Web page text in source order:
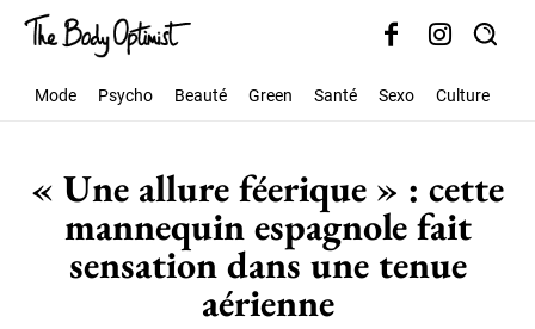
Mode Psycho Beauté Green Santé Sexo Culture
« Une allure féerique » : cette
mannequin espagnole fait
sensation dans une tenue
aérienne